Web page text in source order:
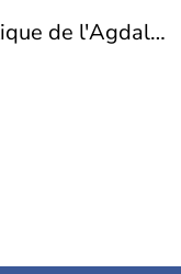
de l'Agdal
ⵏ ⵓⴳⴷⴰⵍ